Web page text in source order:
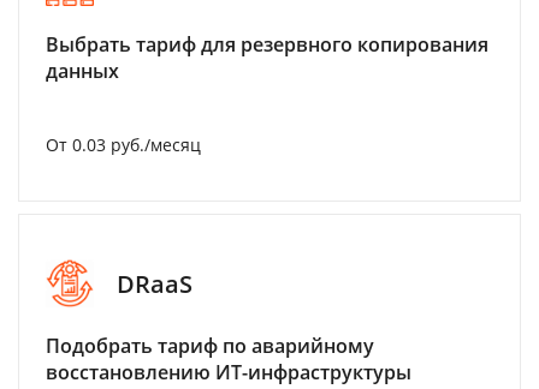
Выбрать тариф для резервного копирования
данных
От 0.03 руб./месяц
DRaaS
Подобрать тариф по аварийному
восстановлению ИТ-инфраструктуры